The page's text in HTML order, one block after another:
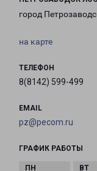
город
на карте
ТЕЛЕФОН
8(8142) 599-499
EMAIL
pz@pecom.ru
ГРАФИК РАБОТЫ